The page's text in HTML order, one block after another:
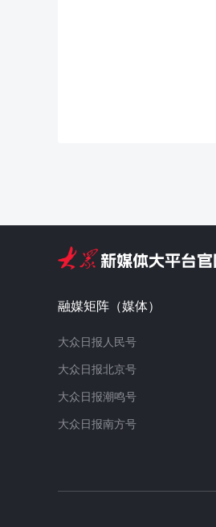
融媒矩阵（媒体）
大众日报人民号
大众日报北京号
大众日报潮鸣号
大众日报南方号